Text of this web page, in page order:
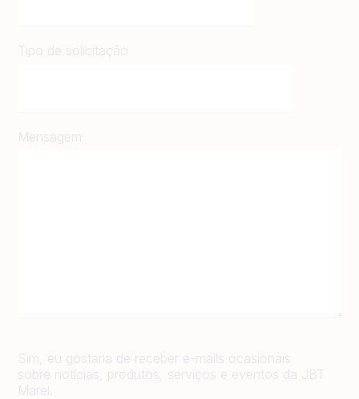
Tipo de solicitação
Mensagem
Sim, eu gostaria de receber e-mails ocasionais
sobre notícias, produtos, serviços e eventos da JBT
Marel.